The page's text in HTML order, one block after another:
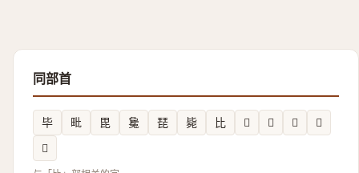
同部首
毕 毗 毘 毚 琵 毙 比 𭯑 𣬗 𰚌
𣬐
𣬔